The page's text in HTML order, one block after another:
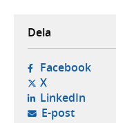
Dela
Facebook-
X- öppnas i
LinkedIn-
E-post-